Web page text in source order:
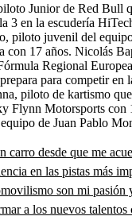
Junior de Red Bull
3 en la escudería
piloto juvenil del
con 17 años. Nicolás
Regional
para competir
piloto de kartismo
Flynn Motorsports con
de Juan Pablo
carro desde que me
en las pistas más
son mi pasión
a los nuevos